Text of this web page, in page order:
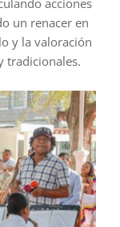
acciones
un renacer en
y la valoración
tradicionales.